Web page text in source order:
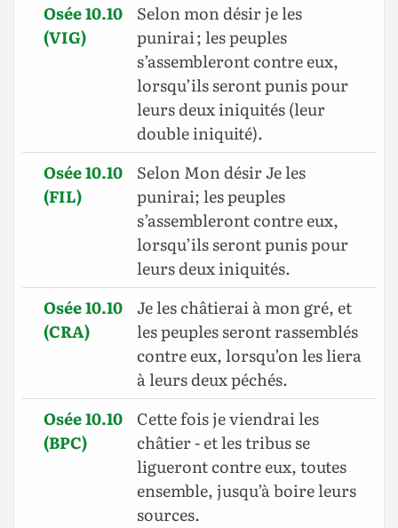
Osée 10.10
(VIG)
Selon mon désir je les
punirai ; les peuples
s’assembleront contre eux,
lorsqu’ils seront punis pour
leurs deux iniquités (leur
double iniquité).
Osée 10.10
(FIL)
Selon Mon désir Je les
punirai; les peuples
s’assembleront contre eux,
lorsqu’ils seront punis pour
leurs deux iniquités.
Osée 10.10
(CRA)
Je les châtierai à mon gré, et
les peuples seront rassemblés
contre eux, lorsqu’on les liera
à leurs deux péchés.
Osée 10.10
(BPC)
Cette fois je viendrai les
châtier - et les tribus se
ligueront contre eux, toutes
ensemble, jusqu’à boire leurs
sources.